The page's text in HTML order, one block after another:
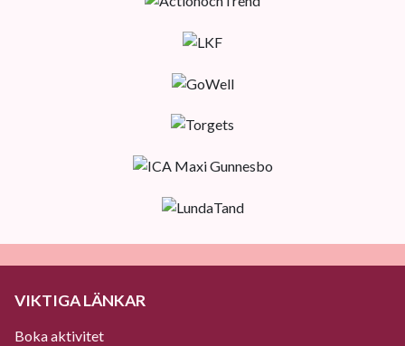
VIKTIGA LÄNKAR
Boka aktivitet